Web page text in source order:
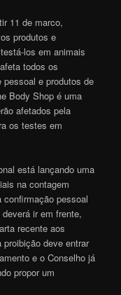
11 de marco,
produtos e
los em animais
todos os
e produtos de
Body Shop é uma
afetados pela
os testes em
está lançando uma
na contagem
pessoal
ir em frente,
recente aos
deve entrar
e o Conselho já
propor um